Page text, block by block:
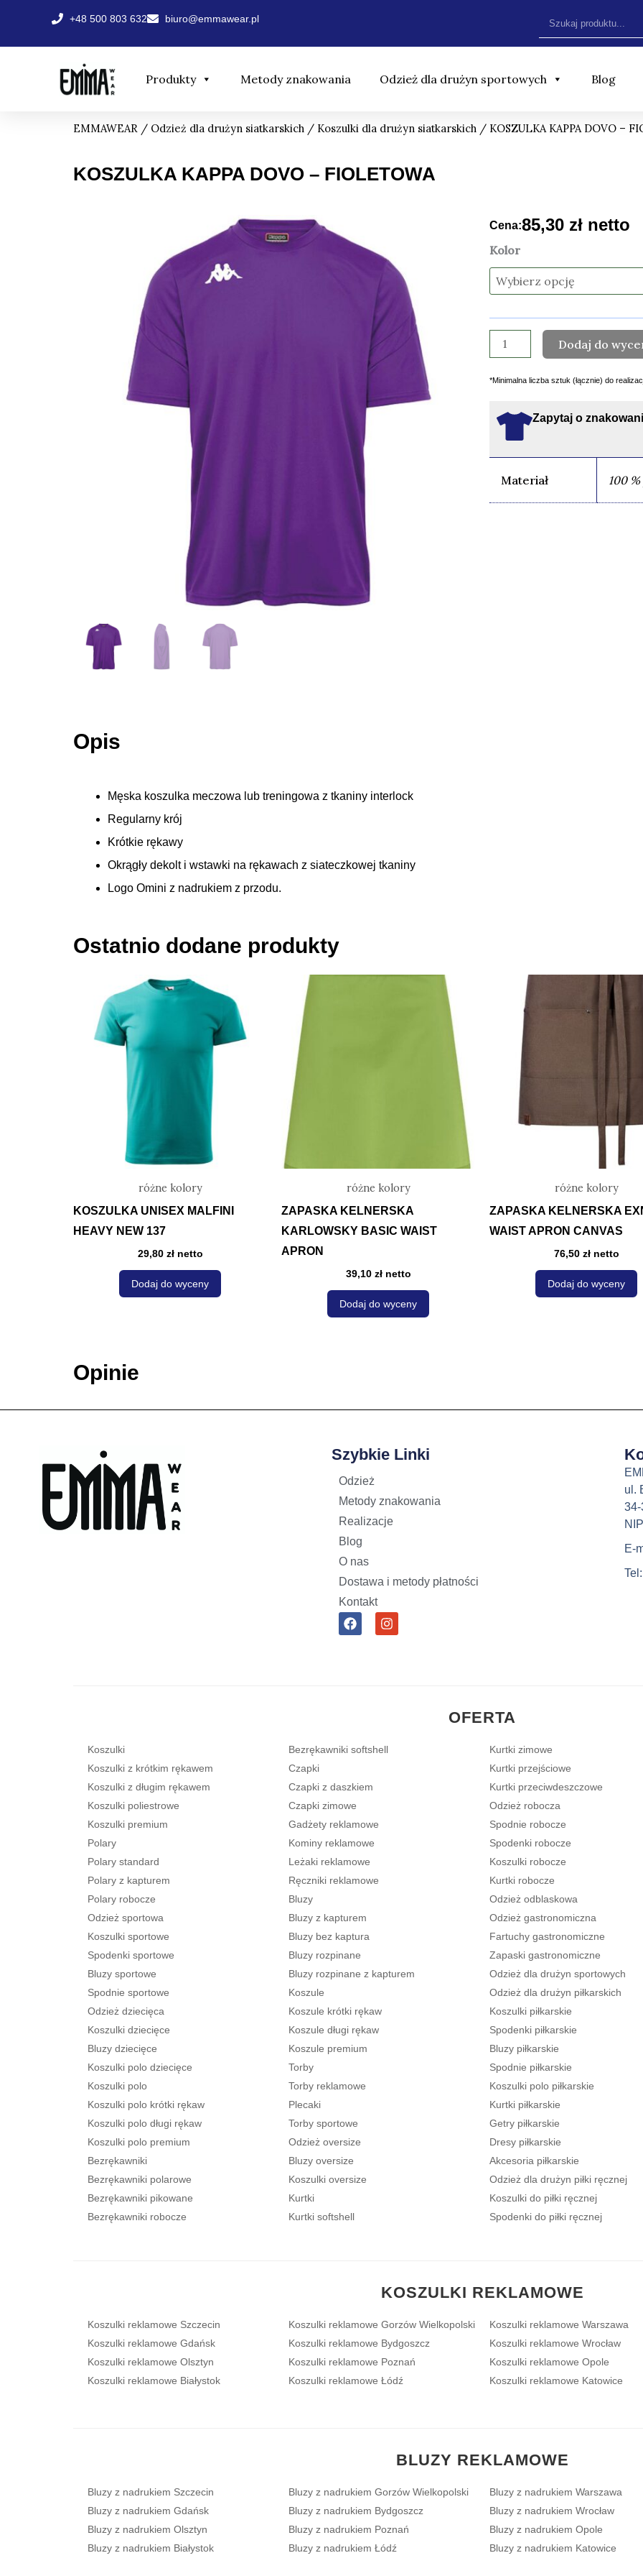
treści
+48 500 803 632 biuro@emmawear.pl Szukaj
Produkty Metody znakowania Odzież dla drużyn sportowych Blog
EMMAWEAR / Odzież dla drużyn siatkarskich / Koszulki dla drużyn siatkarskich / KOSZULKA KAPPA DOVO –
KOSZULKA KAPPA DOVO – FIOLETOWA
Cena:85,30 zł netto
Kolor
ilość
KOSZULKA
KAPPA
-
FIOLETOWA Dodaj do
*Minimalna liczba sztuk (łącznie) do
Zapytaj o
Materiał 100
Opis
Męska koszulka meczowa lub treningowa z tkaniny interlock
Regularny krój
Krótkie rękawy
Okrągły dekolt i wstawki na rękawach z siateczkowej tkaniny
Logo Omini z nadrukiem z przodu.
Ostatnio dodane produkty
różne kolory
KOSZULKA UNISEX MALFINI
HEAVY NEW 137
29,80 złnetto
Dodaj do wyceny
produkt
ma
wiele
różne kolory
ZAPASKA KELNERSKA
KARLOWSKY BASIC WAIST
APRON
39,10 złnetto
Dodaj do wyceny
Ten
produkt
wiele
wariantów.
Opcje
można
wybrać
stronie
różne kolory
ZAPASKA KELNERSKA
WAIST APRON CANVAS
76,50 złnetto
Dodaj do wyceny
Opinie
Szybkie Linki
Odzież
Metody znakowania
Realizacje
Blog
O nas
Dostawa i metody płatności
Kontakt
F
a
I
n
ul.
34-
E-
OFERTA
Koszulki
Koszulki z krótkim rękawem
Koszulki z długim rękawem
Koszulki poliestrowe
Koszulki premium
Polary
Polary standard
Polary z kapturem
Polary robocze
Odzież sportowa
Koszulki sportowe
Spodenki sportowe
Bluzy sportowe
Spodnie sportowe
Odzież dziecięca
Koszulki dziecięce
Bluzy dziecięce
Koszulki polo dziecięce
Koszulki polo
Koszulki polo krótki rękaw
Koszulki polo długi rękaw
Koszulki polo premium
Bezrękawniki
Bezrękawniki polarowe
Bezrękawniki pikowane
Bezrękawniki robocze
Bezrękawniki softshell
Czapki
Czapki z daszkiem
Czapki zimowe
Gadżety reklamowe
Kominy reklamowe
Leżaki reklamowe
Ręczniki reklamowe
Bluzy
Bluzy z kapturem
Bluzy bez kaptura
Bluzy rozpinane
Bluzy rozpinane z kapturem
Koszule
Koszule krótki rękaw
Koszule długi rękaw
Koszule premium
Torby
Torby reklamowe
Plecaki
Torby sportowe
Odzież oversize
Bluzy oversize
Koszulki oversize
Kurtki
Kurtki softshell
Kurtki zimowe
Kurtki przejściowe
Kurtki przeciwdeszczowe
Odzież robocza
Spodnie robocze
Spodenki robocze
Koszulki robocze
Kurtki robocze
Odzież odblaskowa
Odzież gastronomiczna
Fartuchy gastronomiczne
Zapaski gastronomiczne
Odzież dla drużyn sportowych
Odzież dla drużyn piłkarskich
Koszulki piłkarskie
Spodenki piłkarskie
Bluzy piłkarskie
Spodnie piłkarskie
Koszulki polo piłkarskie
Kurtki piłkarskie
Getry piłkarskie
Dresy piłkarskie
Akcesoria piłkarskie
Odzież dla drużyn piłki ręcznej
Koszulki do piłki ręcznej
Spodenki do piłki ręcznej
KOSZULKI REKLAMOWE
Koszulki reklamowe Szczecin
Koszulki reklamowe Gdańsk
Koszulki reklamowe Olsztyn
Koszulki reklamowe Białystok
Koszulki reklamowe Gorzów Wielkopolski
Koszulki reklamowe Bydgoszcz
Koszulki reklamowe Poznań
Koszulki reklamowe Łódź
Koszulki reklamowe Warszawa
Koszulki reklamowe Wrocław
Koszulki reklamowe Opole
Koszulki reklamowe Katowice
BLUZY REKLAMOWE
Bluzy z nadrukiem Szczecin
Bluzy z nadrukiem Gdańsk
Bluzy z nadrukiem Olsztyn
Bluzy z nadrukiem Białystok
Bluzy z nadrukiem Gorzów Wielkopolski
Bluzy z nadrukiem Bydgoszcz
Bluzy z nadrukiem Poznań
Bluzy z nadrukiem Łódź
Bluzy z nadrukiem Warszawa
Bluzy z nadrukiem Wrocław
Bluzy z nadrukiem Opole
Bluzy z nadrukiem Katowice